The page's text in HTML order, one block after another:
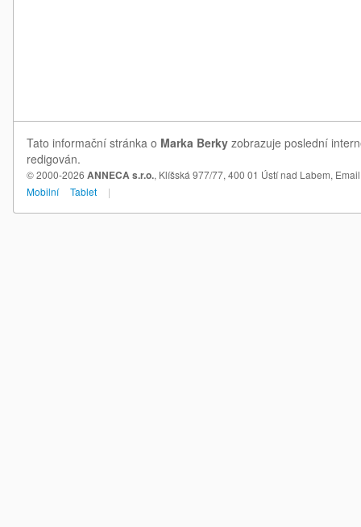
Tato informační stránka o Marka Berky zobrazuje poslední
redigován.
© 2000-2026 ANNECA s.r.o., Klíšská 977/77, 400 01 Ústí nad Labem,
Mobilní
Tablet |